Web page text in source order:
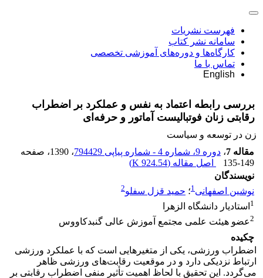
فهرست نشریات
سامانه نشر کتاب
کارگاه‌ها و دوره‌های آموزشی تخصصی
تماس با ما
English
بررسی رابطه اعتماد به نفس و عملکرد بر اضطراب
رقابتی زنان فوتبالیست آماتور و حرفه‌ای
زن در توسعه و سیاست
مقاله 7
، دوره 9، شماره 4 - شماره پیاپی 794429 ، 1390
، صفحه
135-149
اصل مقاله (924.54 K
)
نویسندگان
نوشین اصفهانی1؛ حمید قزل سفلو2
1 استادیار دانشگاه الزهرا
2عضو هیئت علمی مجتمع آموزش عالی گنبدکاووس
چکیده
اضطراب ورزشی، یکی از متغیرهایی است که با عملکرد ورزشی
ارتباط نزدیکی دارد و در موقعیت رقابت‌های ورزشی ظاهر
می‌گردد. این تحقیق با لحاظ اهمیت تأثیر منفی اضطراب رقابتی بر